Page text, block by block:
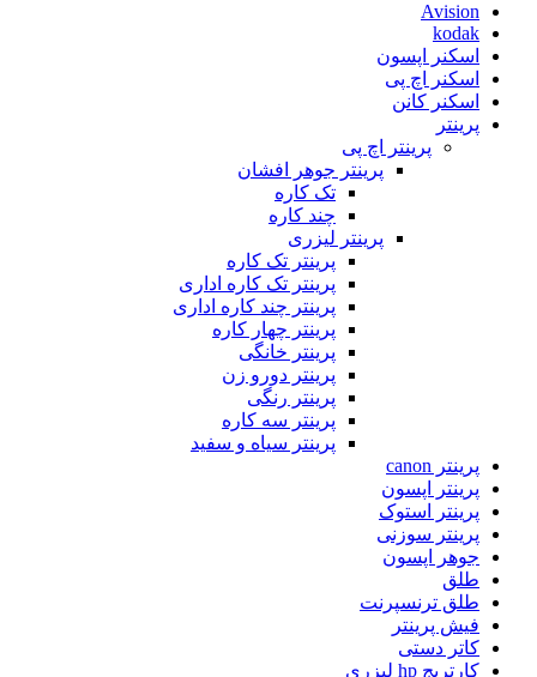
Avision
kodak
اسکنر اپسون
اسکنر اچ پی
اسکنر کانن
پرینتر
پرینتر اچ پی
پرینتر جوهر افشان
تک کاره
چند کاره
پرینتر لیزری
پرینتر تک کاره
پرینتر تک کاره اداری
پرینتر چند کاره اداری
پرینتر چهار کاره
پرینتر خانگی
پرینتر دورو زن
پرینتر رنگی
پرینتر سه کاره
پرینتر سیاه و سفید
پرینتر canon
پرینتر اپسون
پرینتر استوک
پرینتر سوزنی
جوهر اپسون
طلق
طلق ترنسپرنت
فیش پرینتر
کاتر دستی
کارتریج hp لیزری